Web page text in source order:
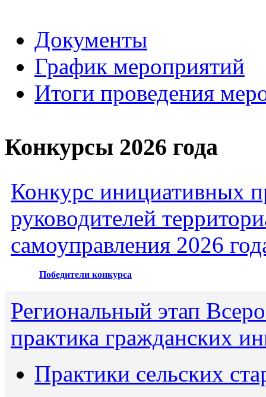
Документы
График мероприятий
Итоги проведения
Конкурсы 2026 года
Конкурс инициативных
руководителей
самоуправления 2026
Победители конкурса
Региональный этап
практика гражданских
Практики сельских